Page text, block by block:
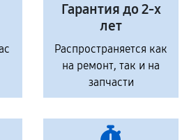
Гарантия до 2-х
лет
Распространяется как
на ремонт, так и на
запчасти